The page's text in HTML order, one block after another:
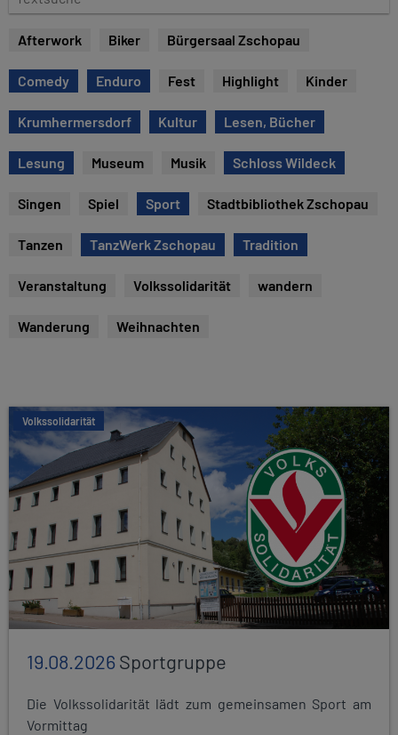
e
s
u
c
e
Afterwork Biker Bürgersaal Zschopau
Comedy Enduro Fest Highlight Kinder
Krumhermersdorf Kultur Lesen, Bücher
Lesung Museum Musik Schloss Wildeck
Singen Spiel Sport Stadtbibliothek Zschopau
Tanzen TanzWerk Zschopau Tradition
Veranstaltung Volkssolidarität wandern
Wanderung Weihnachten
Volkssolidarität
19.08.2026Sportgruppe
Die Volkssolidarität lädt zum gemeinsamen Sport am
Vormittag